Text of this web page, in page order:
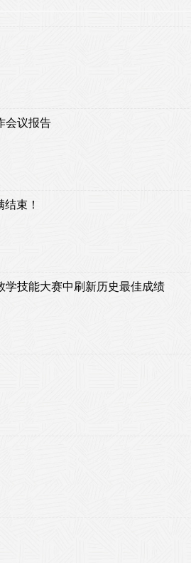
会议报告
束！
技能大赛中刷新历史最佳成绩